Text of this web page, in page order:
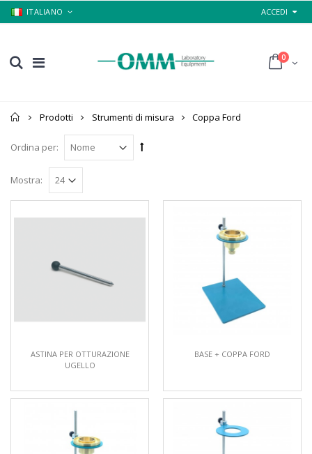
ITALIANO ACCEDI
0
Home
Prodotti Strumenti di misura Coppa Ford
Ordina per:
Mostra:
ASTINA PER OTTURAZIONE
UGELLO
BASE + COPPA FORD